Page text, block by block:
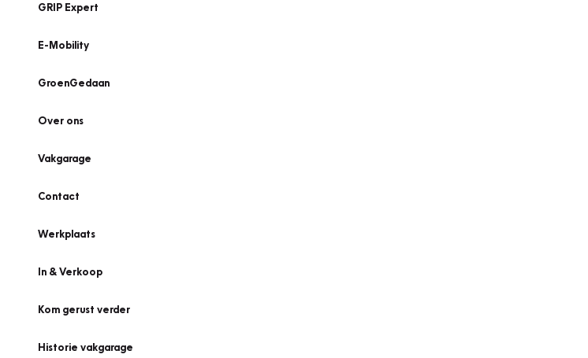
GRIP Expert
E-Mobility
GroenGedaan
Over ons
Vakgarage
Contact
Werkplaats
In & Verkoop
Kom gerust verder
Historie vakgarage